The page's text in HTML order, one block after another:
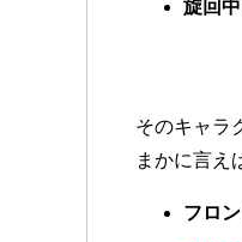
旋回
そのキャラ
まかに言え
フロ